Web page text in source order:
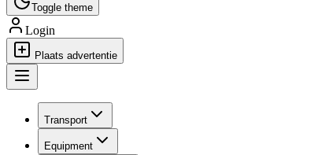
Toggle theme
Login
Plaats advertentie
Transport
Equipment